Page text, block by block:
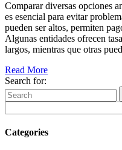
Comparar diversas opciones
es esencial para evitar
pueden ser altos, permiten
Algunas entidades ofrecen
largos, mientras que otras
Read More
Search for:
Categories